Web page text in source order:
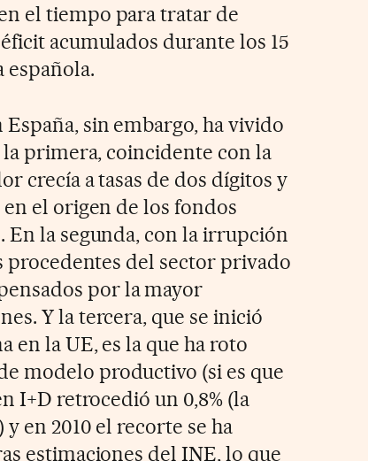
el tiempo para tratar de
acumulados durante los 15
española.
sin embargo, ha vivido
primera, coincidente con la
crecía a tasas de dos dígitos y
el origen de los fondos
la segunda, con la irrupción
procedentes del sector privado
por la mayor
Y la tercera, que se inició
en la UE, es la que ha roto
modelo productivo (si es que
I+D retrocedió un 0,8% (la
en 2010 el recorte se ha
estimaciones del INE, lo que